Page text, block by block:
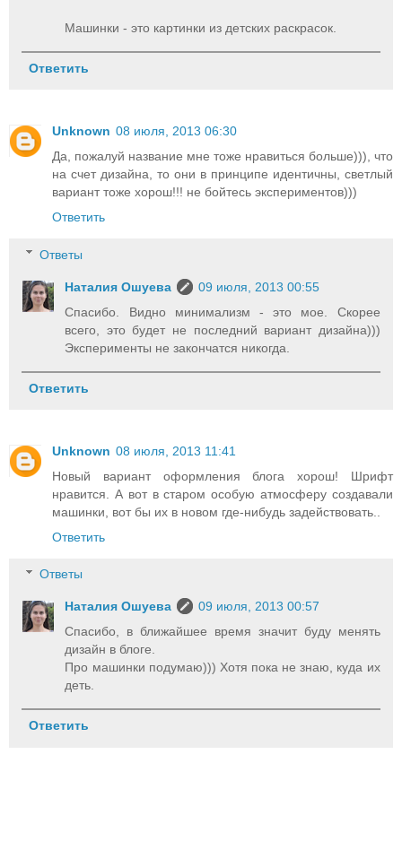
Машинки - это картинки из детских раскрасок.
Ответить
Unknown 08 июля, 2013 06:30
Да, пожалуй название мне тоже нравиться больше))), что
на счет дизайна, то они в принципе идентичны, светлый
вариант тоже хорош!!! не бойтесь экспериментов)))
Ответить
Ответы
Наталия Ошуева
09 июля, 2013 00:55
Спасибо. Видно минимализм - это мое. Скорее
всего, это будет не последний вариант дизайна)))
Эксперименты не закончатся никогда.
Ответить
Unknown 08 июля, 2013 11:41
Новый вариант оформления блога хорош! Шрифт
нравится. А вот в старом особую атмосферу создавали
машинки, вот бы их в новом где-нибудь задействовать..
Ответить
Ответы
Наталия Ошуева
09 июля, 2013 00:57
Спасибо, в ближайшее время значит буду менять
дизайн в блоге.
Про машинки подумаю))) Хотя пока не знаю, куда их
деть.
Ответить